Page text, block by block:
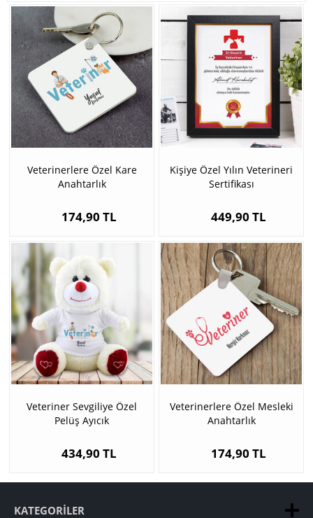
Veterinerlere Özel Kare
Anahtarlık
174,90 TL
Kişiye Özel Yılın Veterineri
Sertifikası
449,90 TL
Veteriner Sevgiliye Özel
Pelüş Ayıcık
434,90 TL
Veterinerlere Özel Mesleki
Anahtarlık
174,90 TL
KATEGORILER